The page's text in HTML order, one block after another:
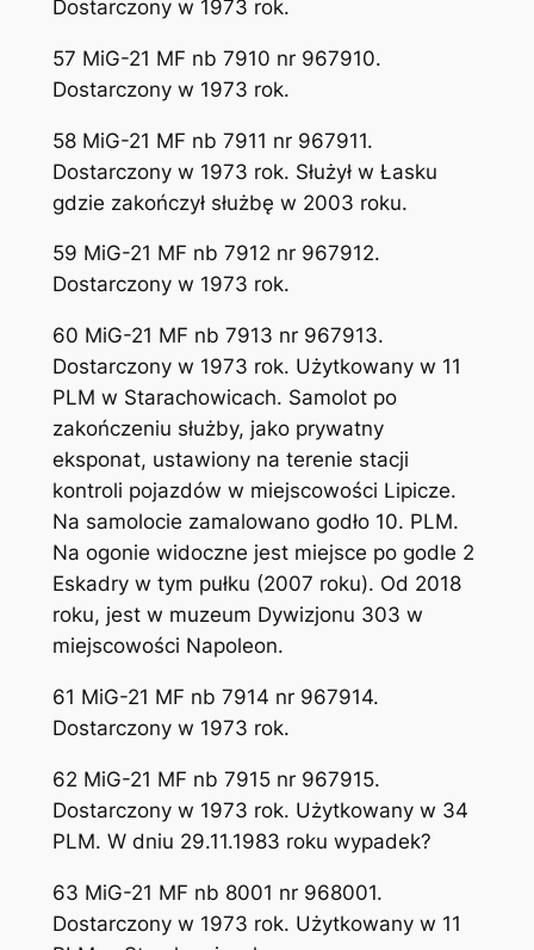
Dostarczony w 1973 rok.
57 MiG-21 MF nb 7910 nr 967910.
Dostarczony w 1973 rok.
58 MiG-21 MF nb 7911 nr 967911.
Dostarczony w 1973 rok. Służył w Łasku
gdzie zakończył służbę w 2003 roku.
59 MiG-21 MF nb 7912 nr 967912.
Dostarczony w 1973 rok.
60 MiG-21 MF nb 7913 nr 967913.
Dostarczony w 1973 rok. Użytkowany w 11
PLM w Starachowicach. Samolot po
zakończeniu służby, jako prywatny
eksponat, ustawiony na terenie stacji
kontroli pojazdów w miejscowości Lipicze.
Na samolocie zamalowano godło 10. PLM.
Na ogonie widoczne jest miejsce po godle 2
Eskadry w tym pułku (2007 roku). Od 2018
roku, jest w muzeum Dywizjonu 303 w
miejscowości Napoleon.
61 MiG-21 MF nb 7914 nr 967914.
Dostarczony w 1973 rok.
62 MiG-21 MF nb 7915 nr 967915.
Dostarczony w 1973 rok. Użytkowany w 34
PLM. W dniu 29.11.1983 roku wypadek?
63 MiG-21 MF nb 8001 nr 968001.
Dostarczony w 1973 rok. Użytkowany w 11